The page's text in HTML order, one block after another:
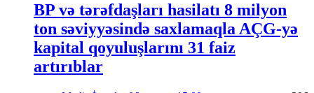
BP və tərəfdaşları hasilatı 8 milyon
ton səviyyəsində saxlamaqla AÇG-yə
kapital qoyuluşlarını 31 faiz
artırıblar